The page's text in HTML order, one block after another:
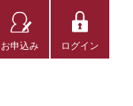
お申込み ログイン